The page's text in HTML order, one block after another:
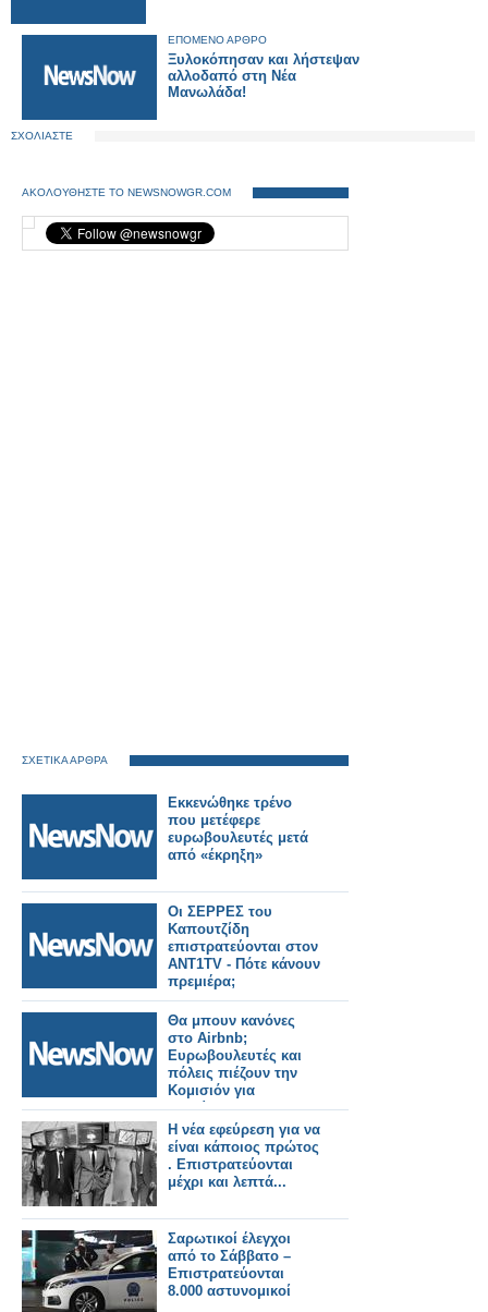
ΕΠΟΜΕΝΟ ΑΡΘΡΟ
Ξυλοκόπησαν και λήστεψαν
αλλοδαπό στη Νέα
Μανωλάδα!
ΣΧΟΛΙΑΣΤΕ
ΑΚΟΛΟΥΘΗΣΤΕ ΤΟ NEWSNOWGR.COM
ΣΧΕΤΙΚΑ ΑΡΘΡΑ
Εκκενώθηκε τρένο
που μετέφερε
ευρωβουλευτές μετά
από «έκρηξη»
Οι ΣΕΡΡΕΣ του
Καπουτζίδη
επιστρατεύονται στον
ΑΝΤ1TV - Πότε κάνουν
πρεμιέρα;
Θα μπουν κανόνες
στο Airbnb;
Ευρωβουλευτές και
πόλεις πιέζουν την
Κομισιόν για
ρυθμίσεις στις
βραχυχρόνιες
μισθώσεις
Η νέα εφεύρεση για να
είναι κάποιος πρώτος
. Επιστρατεύονται
μέχρι και λεπτά...
Σαρωτικοί έλεγχοι
από το Σάββατο –
Επιστρατεύονται
8.000 αστυνομικοί